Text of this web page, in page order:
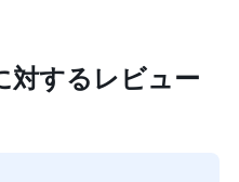
対するレビュー